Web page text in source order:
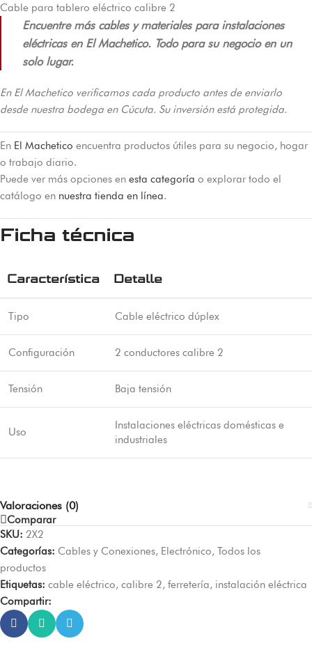
Cable para tablero eléctrico calibre 2
Encuentre más cables y materiales para instalaciones
eléctricas en El Machetico. Todo para su negocio en un
solo lugar.
En El Machetico verificamos cada producto antes de enviarlo
desde nuestra bodega en Cúcuta. Su inversión está protegida.
En El Machetico encuentra productos útiles para su negocio, hogar
o trabajo diario.
Puede ver más opciones en esta categoría o explorar todo el
catálogo en nuestra tienda en línea.
Ficha técnica
Característica Detalle
Tipo Cable eléctrico dúplex
Configuración 2 conductores calibre 2
Tensión Baja tensión
Uso
Instalaciones eléctricas domésticas e
industriales
Valoraciones (0)
Comparar
SKU: 2X2
Categorías: Cables y Conexiones, Electrónico, Todos los
productos
Etiquetas: cable eléctrico, calibre 2, ferretería, instalación eléctrica
Compartir: